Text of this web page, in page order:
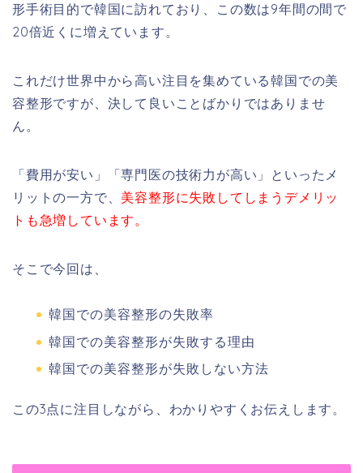
形手術目的で韓国に訪れており、この数は9年間の間で
20倍近くに増えています。
これだけ世界中から高い注目を集めている韓国での美
容整形ですが、決して良いことばかりではありませ
ん。
「費用が安い」「専門医の技術力が高い」といったメ
リットの一方で、 美容整形に失敗してしまうデメリッ
トも急増しています。
そこで今回は、
韓国での美容整形の失敗率
韓国での美容整形が失敗する理由
韓国での美容整形が失敗しない方法
この3点に注目しながら、わかりやすくお伝えします。